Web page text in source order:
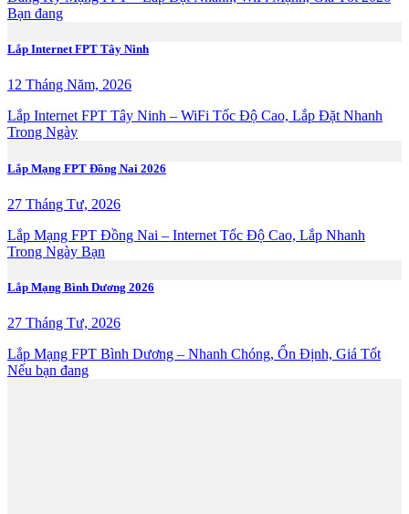
Bạn đang
Lắp Internet FPT Tây Ninh
12 Tháng Năm, 2026
Lắp Internet FPT Tây Ninh – WiFi Tốc Độ Cao, Lắp Đặt Nhanh
Trong Ngày
Lắp Mạng FPT Đồng Nai 2026
27 Tháng Tư, 2026
Lắp Mạng FPT Đồng Nai – Internet Tốc Độ Cao, Lắp Nhanh
Trong Ngày Bạn
Lắp Mạng Bình Dương 2026
27 Tháng Tư, 2026
Lắp Mạng FPT Bình Dương – Nhanh Chóng, Ổn Định, Giá Tốt
Nếu bạn đang